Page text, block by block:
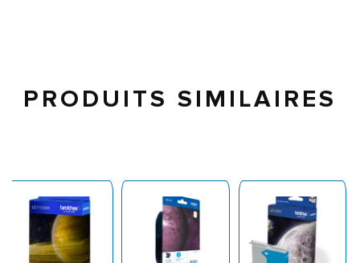
PRODUITS SIMILAIRES